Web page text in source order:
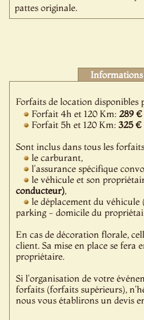
pattes originale.
Forfaits de location disponibles
Forfait 4h et 120 Km:289 €
Forfait 5h et 120 Km:325 €
Sont inclus dans tous les
le carburant,
l'assurance spécifique
le véhicule et son
conducteur),
le déplacement du
parking - domicile du
En cas de décoration florale,
client. Sa mise en place se fera
propriétaire.
Si l'organisation de votre
forfaits (forfaits supérieurs),
nous vous établirons un devis